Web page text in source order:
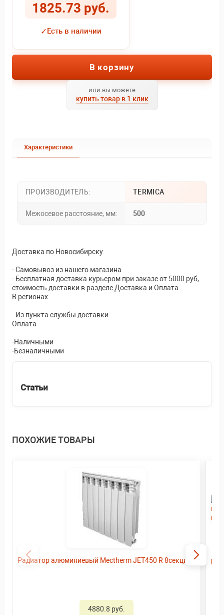
1825.73 руб.
✓Есть в наличии
В корзину
или вы можете
купить товар в 1 клик
Характеристики
ПРОИЗВОДИТЕЛЬ: TERMICA
Межосевое расстояние, мм: 500
Доставка по Новосибирску
- Самовывоз из нашего магазина
- Бесплатная доставка курьером при заказе от 5000 руб,
стоимость доставки в разделе Доставка и Оплата
В регионах
- Из пункта службы доставки
Оплата
-Наличными
-Безналичными
Статьи
ПОХОЖИЕ ТОВАРЫ
Радиатор алюминиевый Mectherm JET450 R 8секций
4880.8 руб.